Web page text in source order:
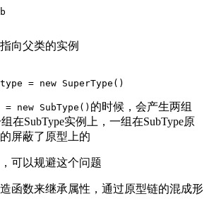
向父类的实例
= new SuperType()
new SubType() 的时候，会产生两组
在SubType实例上，一组在SubType原
屏蔽了原型上的
可以规避这个问题
函数来继承属性，通过原型链的混成形